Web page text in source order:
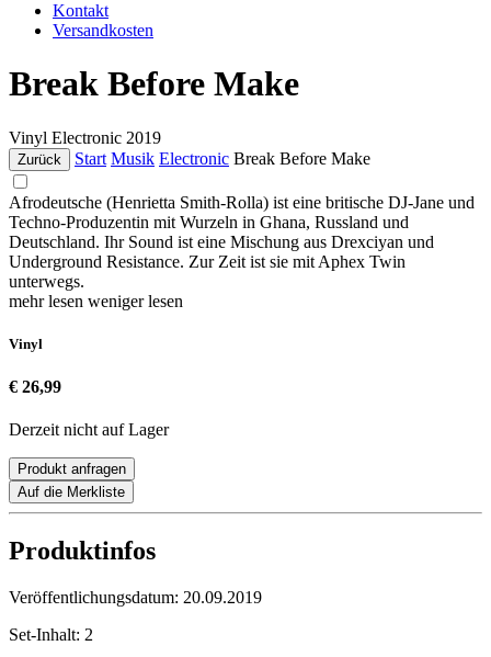
Kontakt
Versandkosten
Break Before Make
Vinyl Electronic 2019
Zurück Start Musik Electronic Break Before Make
Afrodeutsche (Henrietta Smith-Rolla) ist eine britische DJ-Jane und
Techno-Produzentin mit Wurzeln in Ghana, Russland und
Deutschland. Ihr Sound ist eine Mischung aus Drexciyan und
Underground Resistance. Zur Zeit ist sie mit Aphex Twin
unterwegs.
mehr lesen weniger lesen
Vinyl
€ 26,99
Derzeit nicht auf Lager
Produkt anfragen
Auf die Merkliste
Produktinfos
Veröffentlichungsdatum: 20.09.2019
Set-Inhalt: 2